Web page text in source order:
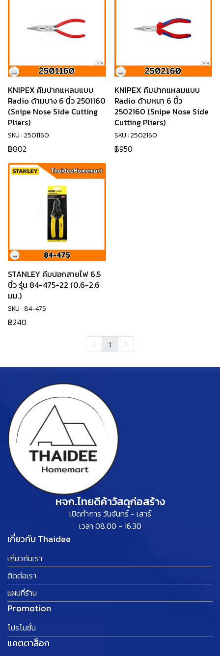
KNIPEX คีมปากแหลมแบบ
Radio ด้ามบาง 6 นิ้ว 2501160
(Snipe Nose Side Cutting
Pliers)
SKU : 2501160
฿802
KNIPEX คีมปากแหลมแบบ
Radio ด้ามหนา 6 นิ้ว
2502160 (Snipe Nose Side
Cutting Pliers)
SKU : 2502160
฿950
STANLEY คีมปอกสายไฟ 6.5
นิ้ว รุ่น 84-475-22 (0.6-2.6
มม.)
SKU : 84-475
฿240
1
หจก.ไทยดีค้าวัสดุก่อสร้าง
เปิดทำการ วันจันทร์ - เสาร์
เวลา 08.00 - 16.30
เกี่ยวกับ Thaidee
เกี่ยวกับเรา
ติดต่อเรา
แผนที่ร้าน
Promotion
โปรโมชั่น
แคตตาล็อก